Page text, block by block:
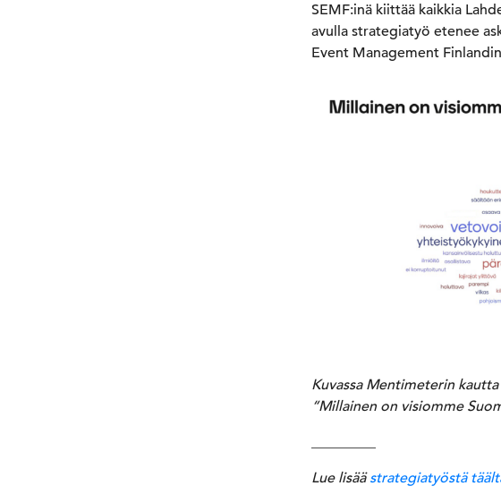
SEMF:inä kiittää kaikkia
avulla strategiatyö etenee
Event Management
Kuvassa Mentimeterin
“Millainen on visiomme
Lue lisäästrategiatyöstä